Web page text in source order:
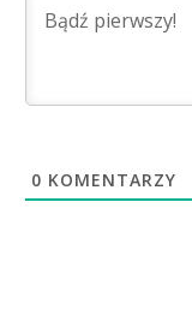
0 KOMENTARZY